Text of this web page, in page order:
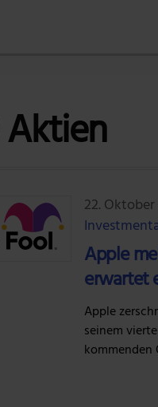
Aktien
22. Oktober
Apple
erwartet
Apple
seinem
kommenden